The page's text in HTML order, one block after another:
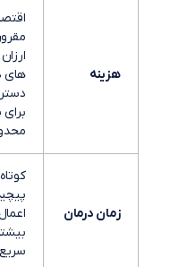
هزینه
های
زمان درمان